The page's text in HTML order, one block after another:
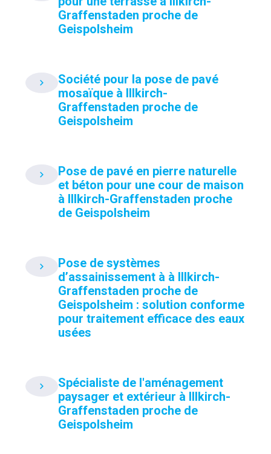
Graffenstaden proche de
Geispolsheim
Société pour la pose de pavé
mosaïque à Illkirch-
Graffenstaden proche de
Geispolsheim
Pose de pavé en pierre naturelle
et béton pour une cour de maison
à Illkirch-Graffenstaden proche
de Geispolsheim
Pose de systèmes
d’assainissement à à Illkirch-
Graffenstaden proche de
Geispolsheim : solution conforme
pour traitement efficace des eaux
usées
Spécialiste de l'aménagement
paysager et extérieur à Illkirch-
Graffenstaden proche de
Geispolsheim